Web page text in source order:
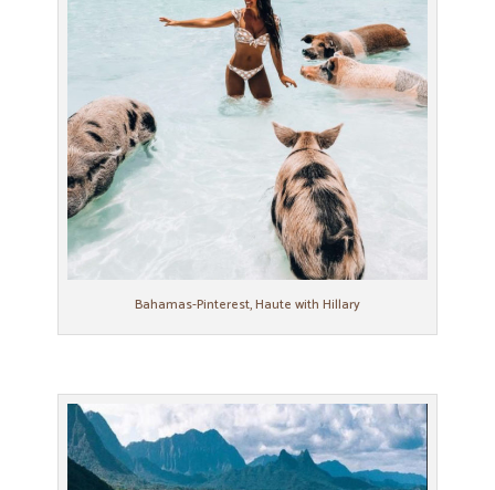
Bahamas-Pinterest, Haute with Hillary